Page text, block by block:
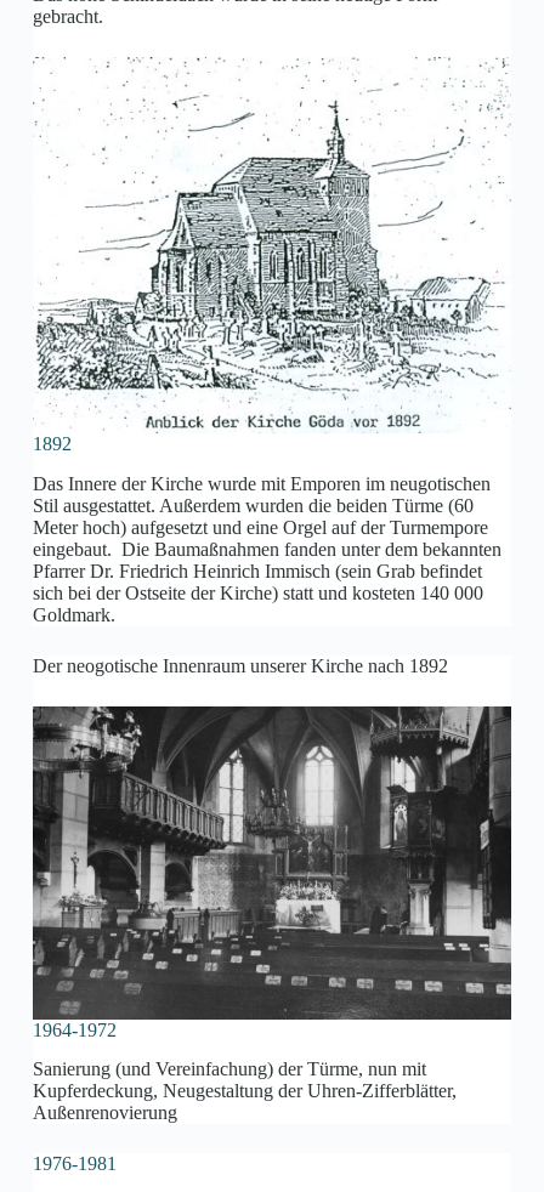
gebracht.
1892
Das Innere der Kirche wurde mit Emporen im neugotischen
Stil ausgestattet. Außerdem wurden die beiden Türme (60
Meter hoch) aufgesetzt und eine Orgel auf der Turmempore
eingebaut. Die Baumaßnahmen fanden unter dem bekannten
Pfarrer Dr. Friedrich Heinrich Immisch (sein Grab befindet
sich bei der Ostseite der Kirche) statt und kosteten 140 000
Goldmark.
Der neogotische Innenraum unserer Kirche nach 1892
1964-1972
Sanierung (und Vereinfachung) der Türme, nun mit
Kupferdeckung, Neugestaltung der Uhren-Zifferblätter,
Außenrenovierung
1976-1981